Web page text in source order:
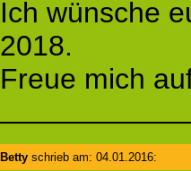
Ich wünsche
2018.
Freue mich
Betty schrieb am: 04.01.2016: